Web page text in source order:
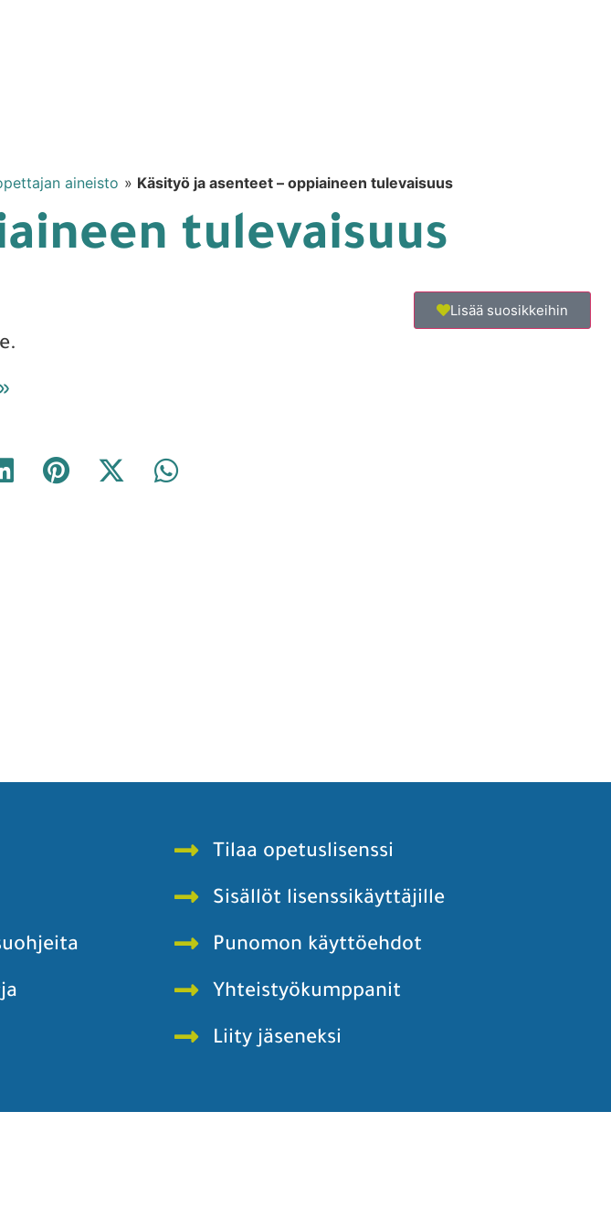
aineisto » Käsityö ja asenteet – oppiaineen tulevaisuus
tulevaisuus
Lisää suosikkeihin
Tilaa opetuslisenssi
Sisällöt lisenssikäyttäjille
Punomon käyttöehdot
Yhteistyökumppanit
Liity jäseneksi